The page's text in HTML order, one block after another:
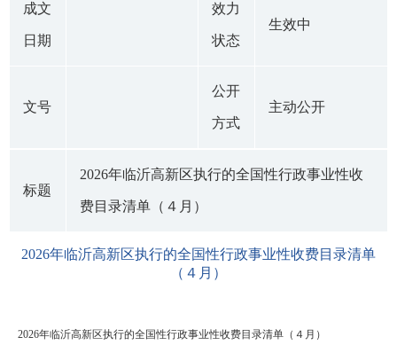
成文
日期
效力
状态
生效中
文号
公开
方式
主动公开
标题
2026年临沂高新区执行的全国性行政事业性收
费目录清单（４月）
2026年临沂高新区执行的全国性行政事业性收费目录清单
（４月）
2026年临沂高新区执行的全国性行政事业性收费目录清单（４月）